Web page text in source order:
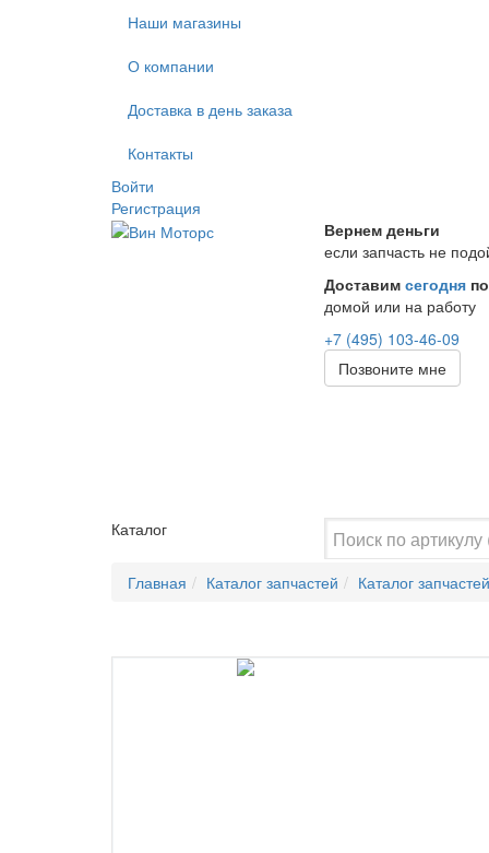
Наши магазины
О компании
Доставка в день заказа
Контакты
Войти
Регистрация
Вернем деньги
если запчасть не
Доставим сегодня
домой или на работу
+7 (495) 103-46-09
Позвоните мне
Каталог
Главная
Каталог запчастей Каталог запчастей